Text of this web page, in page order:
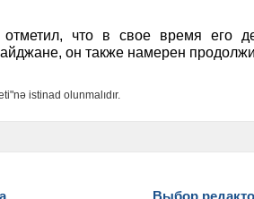
что в свое время его
он также намерен
istinad olunmalıdır.
Выбор